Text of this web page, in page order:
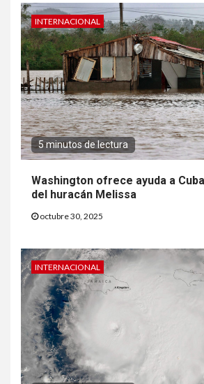
INTERNACIONAL
5 minutos de lectura
Washington ofrece ayuda a
del huracán Melissa
octubre 30, 2025
INTERNACIONAL